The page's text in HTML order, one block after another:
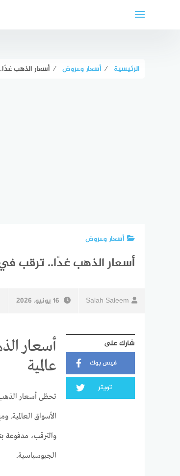
الرئيسية ⁄ أسعار وعروض ⁄ أسعار الذهب
أسعار وعروض
أسعار الذهب غدًا.. ترقب
Salah Saleem 16 يونيو، 2026
شارك على
فيس بوك
تويتر
أسعار
عالمية
تحظى أسعار الذهب
الأسواق العالمية.
والترقب، مدفوعة
الجيوسياسية.